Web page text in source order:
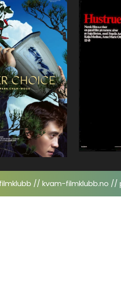
// kvam-filmklubb.no //